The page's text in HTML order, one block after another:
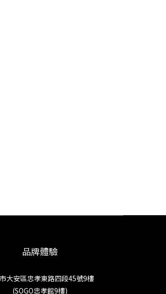
品牌體驗
大安區忠孝東路四段45號9樓
(SOGO忠孝館9樓)